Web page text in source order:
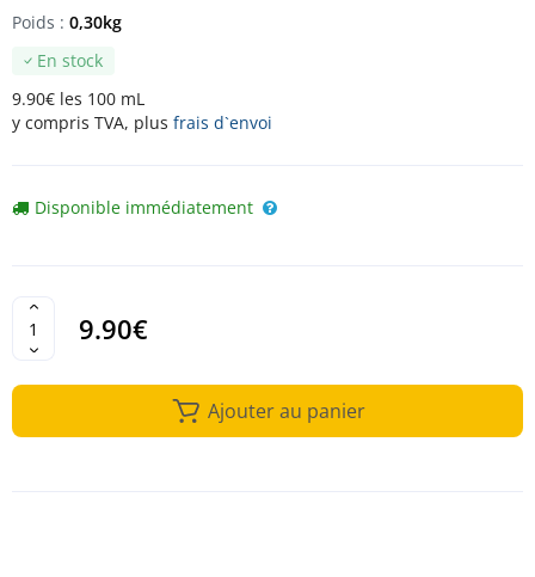
En stock
9.90€ les 100 mL
y compris TVA, plus frais d`envoi
Poids : 0,30kg
Disponible immédiatement
9.90€
Ajouter au panier